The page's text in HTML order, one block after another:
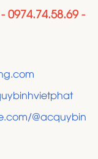
0974.74.58.69 -
@acquybin